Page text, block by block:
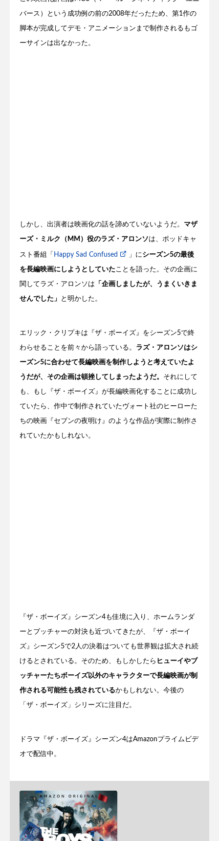
バース）という成功例の前の2008年だったため、第1作の
脚本が完成してデモ・アニメーションまで制作されるもゴ
ーサインは出なかった。
しかし、出演者は映画化の話を諦めていないようだ。 マザ
ーズ・ミルク（MM）役のラズ・アロンソは、ポッドキャ
スト番組「 Happy Sad Confused 」にシーズン5の最後
を長編映画にしようとしていたことを語った。その企画に
関してラズ・アロンソは 「企画しましたが、うまくいきま
せんでした」 と明かした。
エリック・クリプキは『ザ・ボーイズ』をシーズン5で終
わらせることを前々から語っている。 ラズ・アロンソはシ
ーズン5に合わせて長編映画を制作しようと考えていたよ
うだが、その企画は頓挫してしまったようだ。 それにして
も、もし『ザ・ボーイズ』が長編映画化することに成功し
ていたら、作中で制作されていたヴォート社のヒーローた
ちの映画『セブンの夜明け』のような作品が実際に制作さ
れていたかもしれない。
『ザ・ボーイズ』シーズン4も佳境に入り、ホームランダ
ーとブッチャーの対決も近づいてきたが、『ザ・ボーイ
ズ』シーズン5で2人の決着はついても世界観は拡大され続
けるとされている。そのため、もしかしたら ヒューイやブ
ッチャーたちボーイズ以外のキャラクターで長編映画が制
作される可能性も残されているかもしれない。今後の
「ザ・ボーイズ」シリーズに注目だ。
ドラマ『ザ・ボーイズ』シーズン4はAmazonプライムビデ
オで配信中。